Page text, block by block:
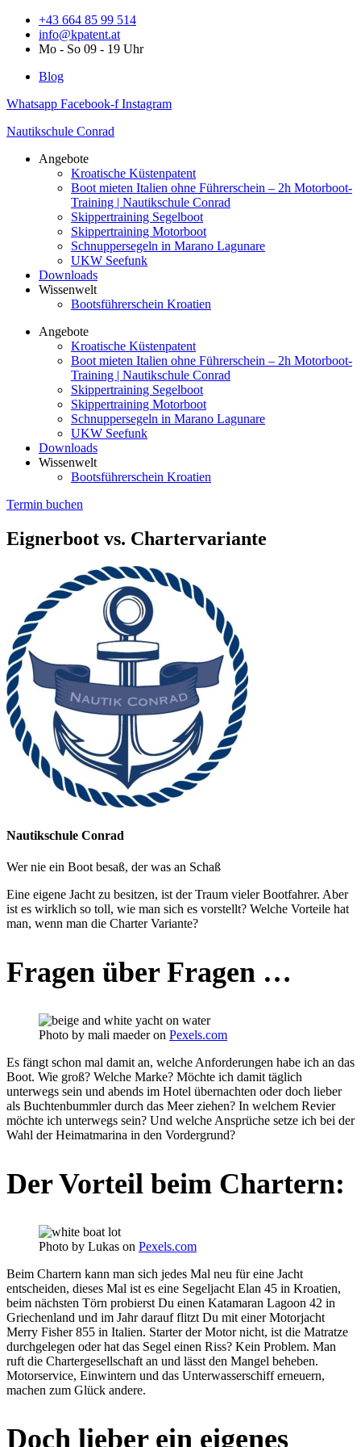
Zum
Inhalt
springen
+43 664 85 99 514
info@kpatent.at
Mo - So 09 - 19 Uhr
Blog
Whatsapp Facebook-f Instagram
Nautikschule Conrad
Angebote
Kroatische Küstenpatent
Boot mieten Italien ohne Führerschein – 2h Motorboot-
Training | Nautikschule Conrad
Skippertraining Segelboot
Skippertraining Motorboot
Schnuppersegeln in Marano Lagunare
UKW Seefunk
Downloads
Wissenwelt
Bootsführerschein Kroatien
Angebote
Kroatische Küstenpatent
Boot mieten Italien ohne Führerschein – 2h Motorboot-
Training | Nautikschule Conrad
Skippertraining Segelboot
Skippertraining Motorboot
Schnuppersegeln in Marano Lagunare
UKW Seefunk
Downloads
Wissenwelt
Bootsführerschein Kroatien
Termin buchen
Eignerboot vs. Chartervariante
Nautikschule Conrad
Wer nie ein Boot besaß, der was an Schaß
Eine eigene Jacht zu besitzen, ist der Traum vieler Bootfahrer. Aber
ist es wirklich so toll, wie man sich es vorstellt? Welche Vorteile hat
man, wenn man die Charter Variante?
Fragen über Fragen …
Photo by mali maeder on Pexels.com
Es fängt schon mal damit an, welche Anforderungen habe ich an das
Boot. Wie groß? Welche Marke? Möchte ich damit täglich
unterwegs sein und abends im Hotel übernachten oder doch lieber
als Buchtenbummler durch das Meer ziehen? In welchem Revier
möchte ich unterwegs sein? Und welche Ansprüche setze ich bei der
Wahl der Heimatmarina in den Vordergrund?
Der Vorteil beim Chartern:
Photo by Lukas on Pexels.com
Beim Chartern kann man sich jedes Mal neu für eine Jacht
entscheiden, dieses Mal ist es eine Segeljacht Elan 45 in Kroatien,
beim nächsten Törn probierst Du einen Katamaran Lagoon 42 in
Griechenland und im Jahr darauf flitzt Du mit einer Motorjacht
Merry Fisher 855 in Italien. Starter der Motor nicht, ist die Matratze
durchgelegen oder hat das Segel einen Riss? Kein Problem. Man
ruft die Chartergesellschaft an und lässt den Mangel beheben.
Motorservice, Einwintern und das Unterwasserschiff erneuern,
machen zum Glück andere.
Doch lieber ein eigenes